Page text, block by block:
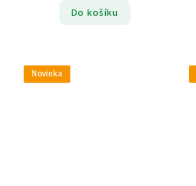
Do košíku
Novinka